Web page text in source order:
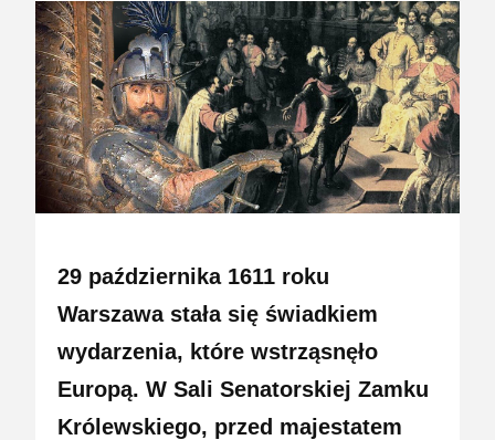
29 października 1611 roku
Warszawa stała się świadkiem
wydarzenia, które wstrząsnęło
Europą. W Sali Senatorskiej Zamku
Królewskiego, przed majestatem